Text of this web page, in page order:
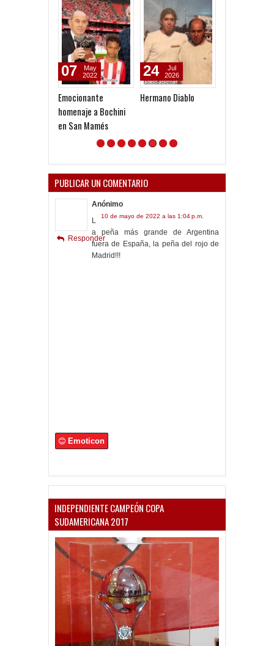
Emocionante
homenaje a Bochini
en San Mamés
07
May
2022
Hermano Diablo
24
Jul
2026
PUBLICAR UN COMENTARIO
Anónimo
10 de mayo de 2022 a las 1:04 p.m.
L
a peña más grande de Argentina
fuera de España, la peña del rojo de
Madrid!!!
Responder
Emoticon
INDEPENDIENTE CAMPEÓN COPA
SUDAMERICANA 2017